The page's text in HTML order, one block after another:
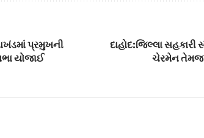
પ્રમુખની
યોજાઈ
દાહોદ:જિલ્લા
ચેરમેન તેમજ